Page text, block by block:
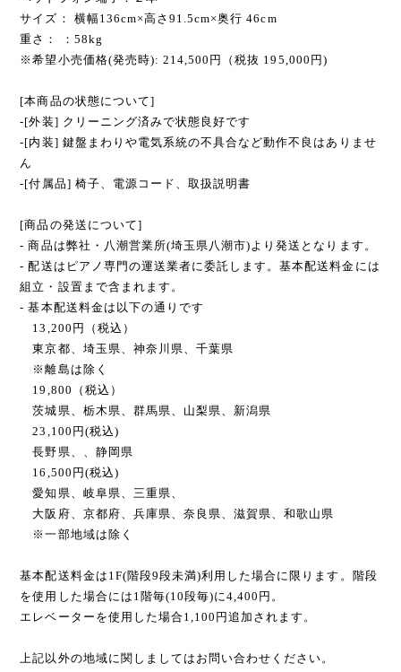
サイズ： 横幅136cm×高さ91.5cm×奥行 46cm
重さ： ：58kg
※希望小売価格(発売時): 214,500円（税抜 195,000円)
[本商品の状態について]
-[外装] クリーニング済みで状態良好です
-[内装] 鍵盤まわりや電気系統の不具合など動作不良はありませ
ん
-[付属品] 椅子、電源コード、取扱説明書
[商品の発送について]
- 商品は弊社・八潮営業所(埼玉県八潮市)より発送となります。
- 配送はピアノ専門の運送業者に委託します。基本配送料金には
組立・設置まで含まれます。
- 基本配送料金は以下の通りです
13,200円（税込）
東京都、埼玉県、神奈川県、千葉県
※離島は除く
19,800（税込）
茨城県、栃木県、群馬県、山梨県、新潟県
23,100円(税込)
長野県、、静岡県
16,500円(税込)
愛知県、岐阜県、三重県、
大阪府、京都府、兵庫県、奈良県、滋賀県、和歌山県
※一部地域は除く
基本配送料金は1F(階段9段未満)利用した場合に限ります。階段
を使用した場合には1階毎(10段毎)に4,400円。
エレベーターを使用した場合1,100円追加されます。
上記以外の地域に関しましてはお問い合わせください。